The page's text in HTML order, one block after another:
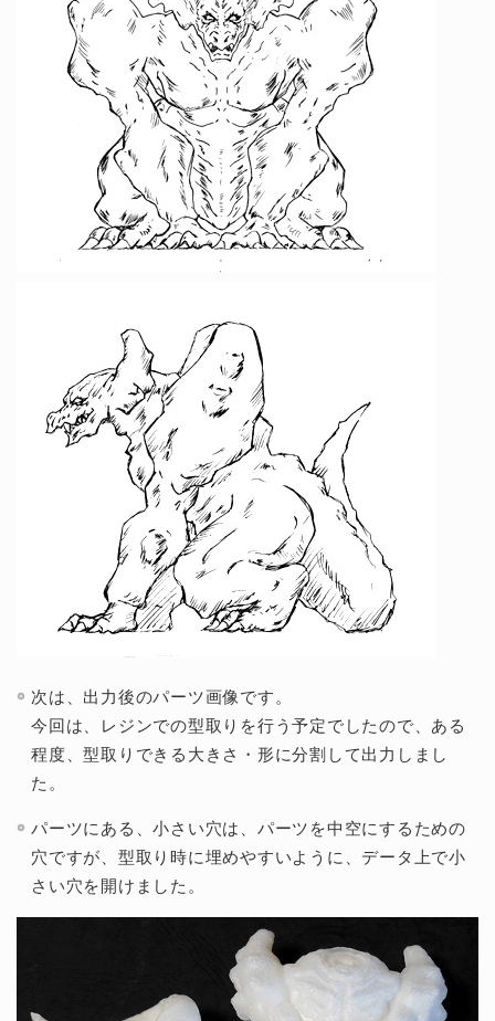
次は、出力後のパーツ画像です。
今回は、レジンでの型取りを行う予定でしたので、ある
程度、型取りできる大きさ・形に分割して出力しまし
た。
パーツにある、小さい穴は、パーツを中空にするための
穴ですが、型取り時に埋めやすいように、データ上で小
さい穴を開けました。